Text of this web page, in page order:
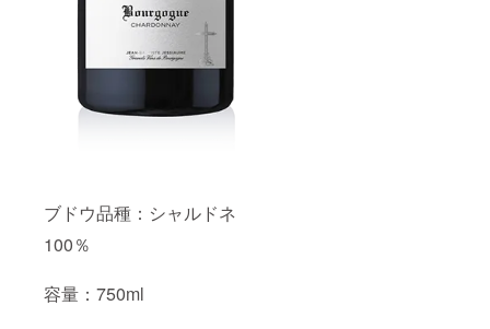
ブドウ品種：シャルドネ
100％
容量：750ml